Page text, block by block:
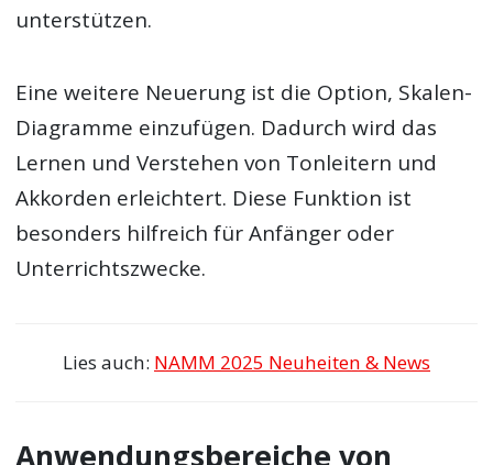
unterstützen.
Eine weitere Neuerung ist die Option, Skalen-
Diagramme einzufügen. Dadurch wird das
Lernen und Verstehen von Tonleitern und
Akkorden erleichtert. Diese Funktion ist
besonders hilfreich für Anfänger oder
Unterrichtszwecke.
Lies auch: NAMM 2025 Neuheiten & News
Anwendungsbereiche von